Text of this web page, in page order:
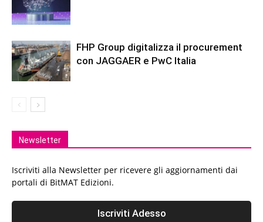
FHP Group digitalizza il procurement
con JAGGAER e PwC Italia
Newsletter
Iscriviti alla Newsletter per ricevere gli aggiornamenti dai
portali di BitMAT Edizioni.